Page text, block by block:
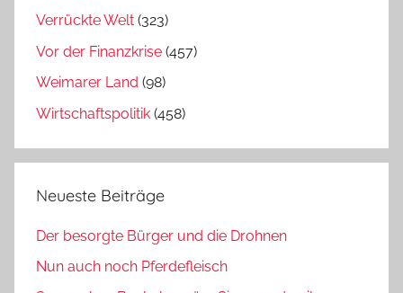
Verrückte Welt (323)
Vor der Finanzkrise (457)
Weimarer Land (98)
Wirtschaftspolitik (458)
Neueste Beiträge
Der besorgte Bürger und die Drohnen
Nun auch noch Pferdefleisch